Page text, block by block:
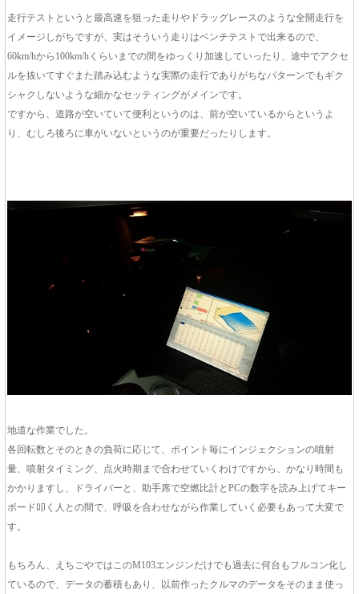
走行テストというと最高速を狙った走りやドラッグレースのような全開走行を
イメージしがちですが、実はそういう走りはベンチテストで出来るので、
60km/hから100km/hくらいまでの間をゆっくり加速していったり、途中でアクセ
ルを抜いてすぐまた踏み込むような実際の走行でありがちなパターンでもギク
シャクしないような細かなセッティングがメインです。
ですから、道路が空いていて便利というのは、前が空いているからというよ
り、むしろ後ろに車がいないというのが重要だったりします。
地道な作業でした。
各回転数とそのときの負荷に応じて、ポイント毎にインジェクションの噴射
量、噴射タイミング、点火時期まで合わせていくわけですから、かなり時間も
かかりますし、ドライバーと、助手席で空燃比計とPCの数字を読み上げてキー
ボード叩く人との間で、呼吸を合わせながら作業していく必要もあって大変で
す。
もちろん、えちごやではこのM103エンジンだけでも過去に何台もフルコン化し
ているので、データの蓄積もあり、以前作ったクルマのデータをそのまま使っ